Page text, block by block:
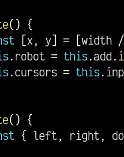
()
{
[x, y] = [width /
.robot = this.add.
.cursors = this.
()
{
{ left, right,